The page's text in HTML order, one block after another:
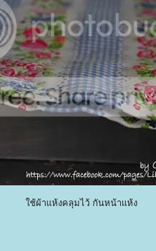
ช้ผ้าแห้งคลุมไว้ กันหน้าแห้ง